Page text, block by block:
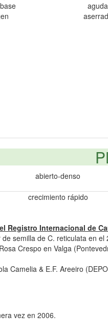
aguda
abierto-denso
crecimiento rápido
Registro Internacional de
semilla de C. reticulata en el
Crespo en Valga
Camelia & E.F. Areeiro
vez en 2006.